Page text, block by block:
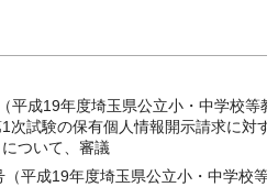
平成19年度埼玉県公立小・中学校等
次試験の保有個人情報開示請求に対す
ついて、審議
（平成19年度埼玉県公立小・中学校等